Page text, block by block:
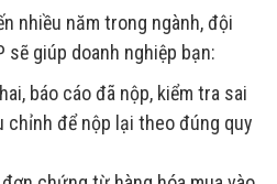
nhiều năm trong ngành, đội
sẽ giúp doanh nghiệp bạn:
báo cáo đã nộp, kiểm tra sai
chỉnh để nộp lại theo đúng quy